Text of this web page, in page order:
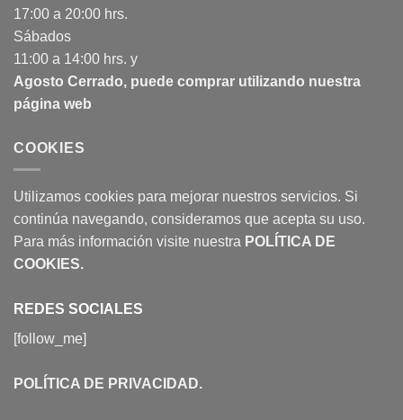
17:00 a 20:00 hrs.
Sábados
11:00 a 14:00 hrs. y
Agosto Cerrado, puede comprar utilizando nuestra
página web
COOKIES
Utilizamos cookies para mejorar nuestros servicios. Si
continúa navegando, consideramos que acepta su uso.
Para más información visite nuestra POLÍTICA DE
COOKIES.
REDES SOCIALES
[follow_me]
POLÍTICA DE PRIVACIDAD.